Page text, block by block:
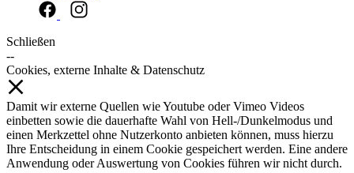
Schließen
--
Cookies, externe Inhalte & Datenschutz
Damit wir externe Quellen wie Youtube oder Vimeo Videos
einbetten sowie die dauerhafte Wahl von Hell-/Dunkelmodus und
einen Merkzettel ohne Nutzerkonto anbieten können, muss hierzu
Ihre Entscheidung in einem Cookie gespeichert werden. Eine andere
Anwendung oder Auswertung von Cookies führen wir nicht durch.